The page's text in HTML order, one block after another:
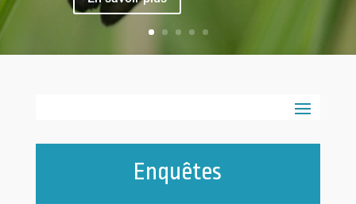
Enquêtes